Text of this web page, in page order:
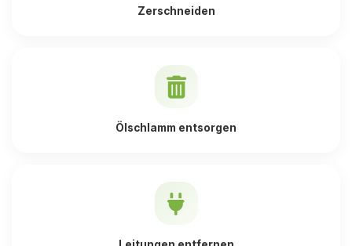
Zerschneiden
Ölschlamm entsorgen